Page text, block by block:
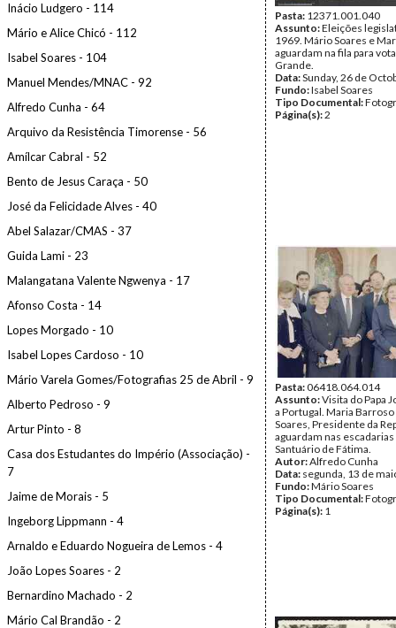
Inácio Ludgero - 114
Mário e Alice Chicó - 112
Isabel Soares - 104
Manuel Mendes/MNAC - 92
Alfredo Cunha - 64
Arquivo da Resistência Timorense - 56
Amílcar Cabral - 52
Bento de Jesus Caraça - 50
José da Felicidade Alves - 40
Abel Salazar/CMAS - 37
Guida Lami - 23
Malangatana Valente Ngwenya - 17
Afonso Costa - 14
Lopes Morgado - 10
Isabel Lopes Cardoso - 10
Mário Varela Gomes/Fotografias 25 de Abril - 9
Alberto Pedroso - 9
Artur Pinto - 8
Casa dos Estudantes do Império (Associação) -
7
Jaime de Morais - 5
Ingeborg Lippmann - 4
Arnaldo e Eduardo Nogueira de Lemos - 4
João Lopes Soares - 2
Bernardino Machado - 2
Mário Cal Brandão - 2
Pasta: 12371.001.040
Assunto:Eleições
1969. Mário Soares e
aguardam na fila para
Grande.
Data:Sunday, 26 de
Fundo:Isabel Soares
Tipo Documental:
Página(s):2
Pasta:06418.064.014
Assunto:Visita do Papa
a Portugal. Maria
Soares, Presidente da
aguardam nas
Santuário de Fátima.
Autor:Alfredo Cunha
Data: segunda, 13 de
Fundo:Mário Soares
Tipo Documental:
Página(s): 1